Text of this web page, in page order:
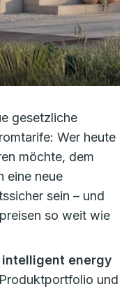
gesetzliche
Wer heute
möchte, dem
eine neue
sein – und
so weit wie
energy
und